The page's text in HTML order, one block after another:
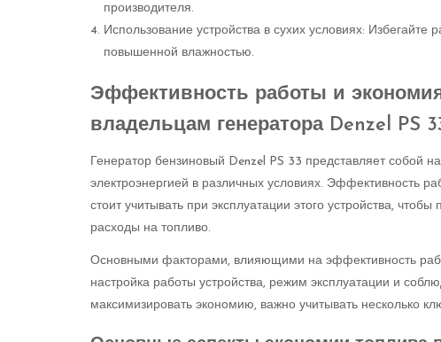
производителя.
Использование устройства в сухих условиях:
повышенной влажностью.
Эффективность работы и
владельцам генератора Denzel PS
Генератор бензиновый Denzel PS 33 представляет собой
электроэнергией в различных условиях. Эффективность
стоит учитывать при эксплуатации этого устройства,
расходы на топливо.
Основными факторами, влияющими на эффективность
настройка работы устройства, режим эксплуатации и
максимизировать экономию, важно учитывать несколько